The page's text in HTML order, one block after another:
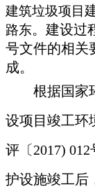
建筑垃圾项目
路东。 建设过
号文件的相关
成。
根据国家
设项目竣工环
评〔2017)
护设施竣工后